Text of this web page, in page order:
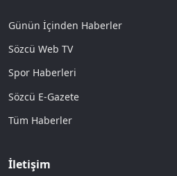
Günün İçinden Haberler
Sözcü Web TV
Spor Haberleri
Sözcü E-Gazete
Tüm Haberler
İletişim